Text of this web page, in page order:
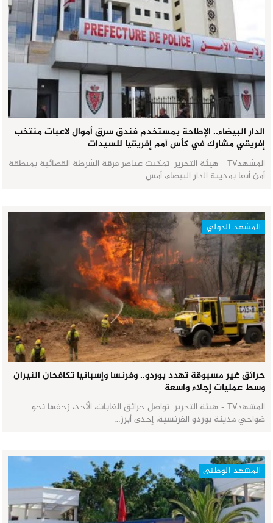
الدار البيضاء.. الإطاحة بمستخدم فندق سرق أموال لاعبات منتخب
إفريقي مشارك في كأس أمم إفريقيا للسيدات
المشهدTV - هيئة التحرير تمكنت عناصر فرقة الشرطة القضائية بمنطقة
أمن أنفا بمدينة الدار البيضاء، أمس…
المشهد الدولي
حرائق غير مسبوقة تهدد بوردو.. وفرنسا وإسبانيا تكافحان النيران
وسط عمليات إجلاء واسعة
المشهدTV - هيئة التحرير تواصل حرائق الغابات، الأحد، زحفها نحو
ضواحي مدينة بوردو الفرنسية، إحدى أبرز…
المشهد الوطني